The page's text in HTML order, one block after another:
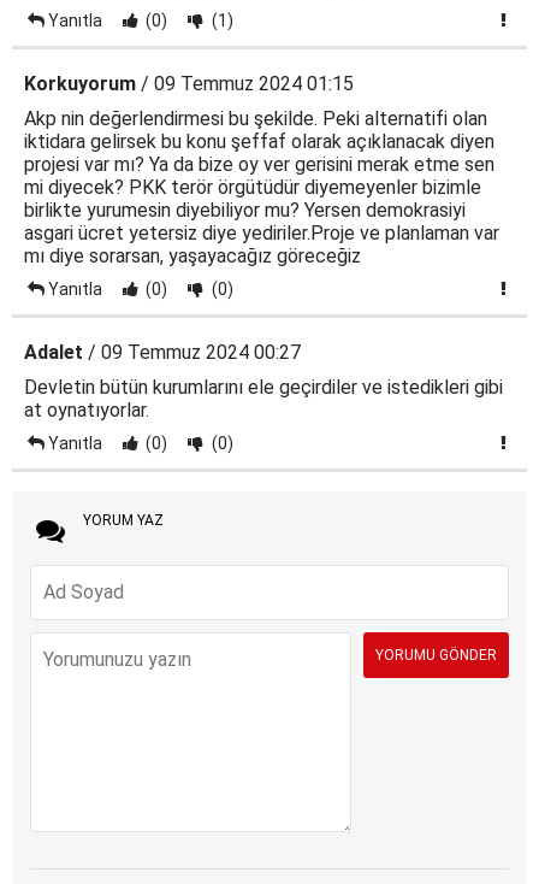
Yanıtla (0) (1)
Korkuyorum / 09 Temmuz 2024 01:15
Akp nin değerlendirmesi bu şekilde. Peki alternatifi olan
iktidara gelirsek bu konu şeffaf olarak açıklanacak diyen
projesi var mı? Ya da bize oy ver gerisini merak etme sen
mi diyecek? PKK terör örgütüdür diyemeyenler bizimle
birlikte yurumesin diyebiliyor mu? Yersen demokrasiyi
asgari ücret yetersiz diye yediriler.Proje ve planlaman var
mı diye sorarsan, yaşayacağız göreceğiz
Yanıtla (0) (0)
Adalet / 09 Temmuz 2024 00:27
Devletin bütün kurumlarını ele geçirdiler ve istedikleri gibi
at oynatıyorlar.
Yanıtla (0) (0)
YORUM YAZ